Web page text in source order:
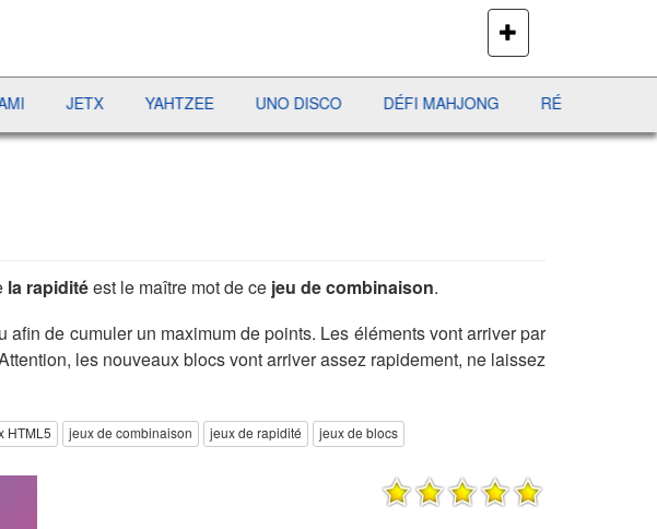
PLUS
DE
JEUX
JETX YAHTZEE UNO DISCO DÉFI MAHJONG RÉCRÉ À LETTRES
la rapiditéest le maître mot de ce jeu de combinaison.
afin de cumuler un maximum de points. Les éléments vont arriver par
les nouveaux blocs vont arriver assez rapidement, ne laissez
HTML5 jeux de combinaison jeux de rapidité jeux de blocs